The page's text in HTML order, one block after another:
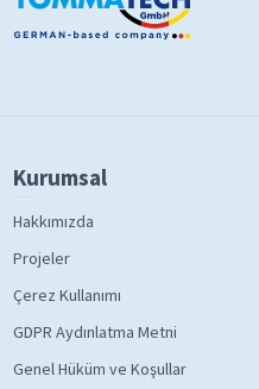
Kurumsal
Hakkımızda
Projeler
Çerez Kullanımı
GDPR Aydınlatma Metni
Genel Hüküm ve Koşullar